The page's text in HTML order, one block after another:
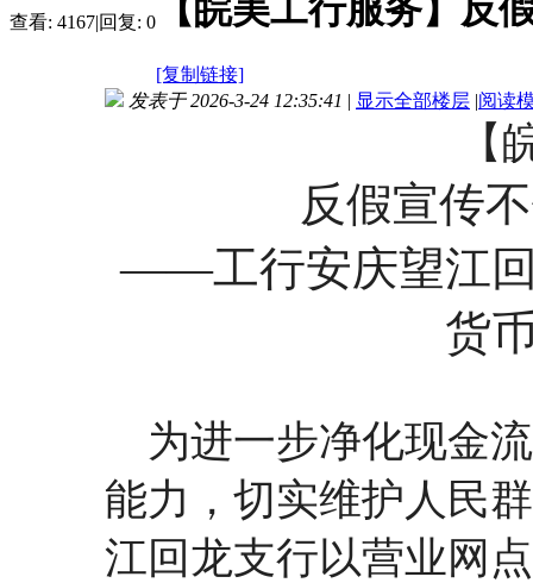
查看: 4167|回复: 0 【皖美工行服务】反
[复制链接]
发表于 2026-3-24 12:35:41 | 显示全部楼层 |阅读
【
反假宣传
——工行安庆望江回
货
为进一步净化现金
能力，切实维护人民
江回龙支行以营业网